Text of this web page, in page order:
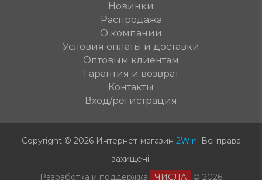
Новинки
Распродажа
О компании
Условия оплаты и доставки
Оптовым клиентам
Гарантия и возврат
Контакты
Вход/регистрация
Copyright © 2026 Интернет-магазин 2Win. Всі права
захищені.
Разработка и поддержка
ЧИСЛА © 2026